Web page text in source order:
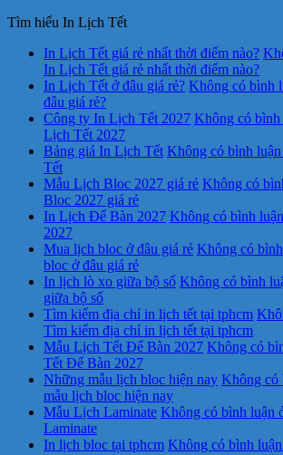
Tìm hiểu In Lịch Tết
In Lịch Tết giá rẻ nhất thời điểm nào?
In Lịch Tết giá rẻ nhất thời điểm nào?
In Lịch Tết ở đâu giá rẻ? Không có bình
đâu giá rẻ?
Công ty In Lịch Tết 2027 Không có bình
Lịch Tết 2027
Bảng giá In Lịch Tết Không có bình luận
Tết
Mẫu Lịch Bloc 2027 giá rẻ Không có
Bloc 2027 giá rẻ
In Lịch Để Bàn 2027 Không có bình luận
2027
Mua lịch bloc ở đâu giá rẻ Không có
bloc ở đâu giá rẻ
In lịch lò xo giữa bộ số Không có bình
giữa bộ số
Tìm kiếm địa chỉ in lịch tết tại tphcm
Tìm kiếm địa chỉ in lịch tết tại tphcm
Mẫu Lịch Tết Để Bàn 2027 Không có
Tết Để Bàn 2027
Những mẫu lịch bloc hiện nay Không có
mẫu lịch bloc hiện nay
Mẫu Lịch Laminate Không có bình luận
Laminate
In lịch bloc tại tphcm Không có bình luận